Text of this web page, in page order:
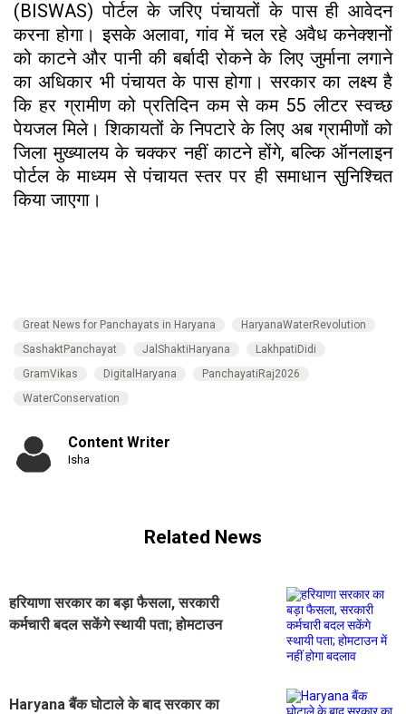
(BISWAS) पोर्टल के जरिए पंचायतों के पास ही आवेदन
करना होगा। इसके अलावा, गांव में चल रहे अवैध कनेक्शनों
को काटने और पानी की बर्बादी रोकने के लिए जुर्माना लगाने
का अधिकार भी पंचायत के पास होगा। सरकार का लक्ष्य है
कि हर ग्रामीण को प्रतिदिन कम से कम 55 लीटर स्वच्छ
पेयजल मिले। शिकायतों के निपटारे के लिए अब ग्रामीणों को
जिला मुख्यालय के चक्कर नहीं काटने होंगे, बल्कि ऑनलाइन
पोर्टल के माध्यम से पंचायत स्तर पर ही समाधान सुनिश्चित
किया जाएगा।
Great News for Panchayats in Haryana
HaryanaWaterRevolution
SashaktPanchayat
JalShaktiHaryana
LakhpatiDidi
GramVikas
DigitalHaryana
PanchayatiRaj2026
WaterConservation
Content Writer
Isha
Related News
हरियाणा सरकार का बड़ा फैसला, सरकारी
कर्मचारी बदल सकेंगे स्थायी पता; होमटाउन
Haryana बैंक घोटाले के बाद सरकार का